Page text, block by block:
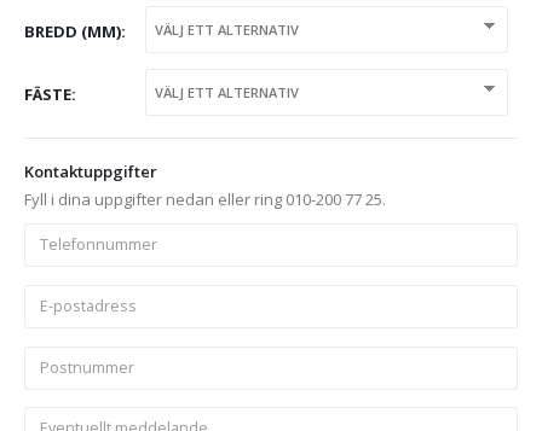
BREDD (MM)
FÄSTE
Kontaktuppgifter
Fyll i dina uppgifter nedan eller ring 010-200 77 25.